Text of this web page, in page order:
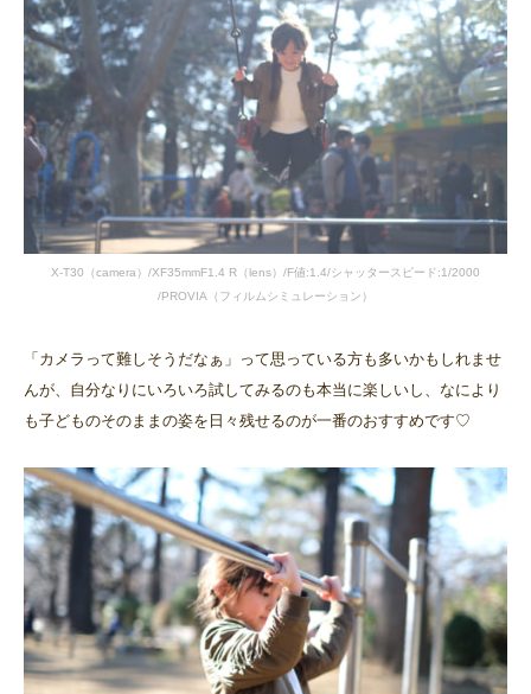
X-T30（camera）/XF35mmF1.4 R（lens）/F値:1.4/シャッタースピード:1/2000
/PROVIA（フィルムシミュレーション）
「カメラって難しそうだなぁ」って思っている方も多いかもしれませ
んが、自分なりにいろいろ試してみるのも本当に楽しいし、なにより
も子どものそのままの姿を日々残せるのが一番のおすすめです♡